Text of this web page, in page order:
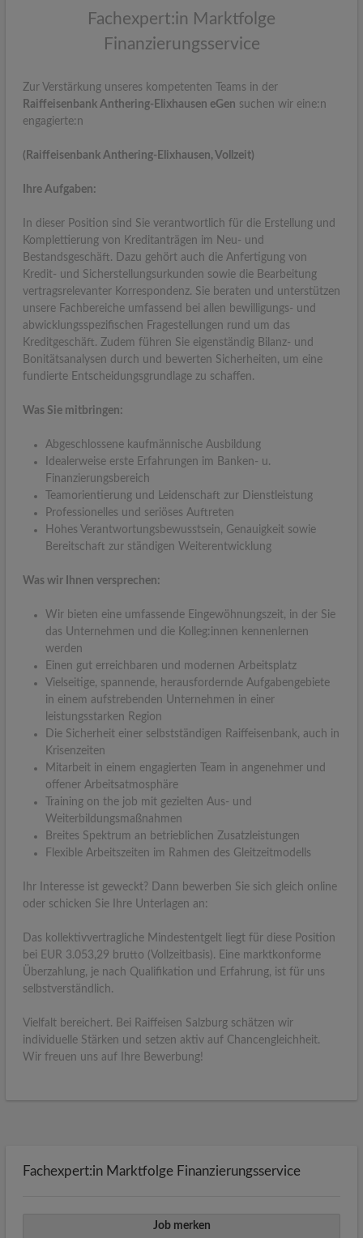
Fachexpert:in Marktfolge
Finanzierungsservice
Zur Verstärkung unseres kompetenten Teams in der
Raiffeisenbank Anthering-Elixhausen eGen suchen wir eine:n
engagierte:n
(Raiffeisenbank Anthering-Elixhausen, Vollzeit)
Ihre Aufgaben:
In dieser Position sind Sie verantwortlich für die Erstellung und
Komplettierung von Kreditanträgen im Neu- und
Bestandsgeschäft. Dazu gehört auch die Anfertigung von
Kredit- und Sicherstellungsurkunden sowie die Bearbeitung
vertragsrelevanter Korrespondenz. Sie beraten und unterstützen
unsere Fachbereiche umfassend bei allen bewilligungs- und
abwicklungsspezifischen Fragestellungen rund um das
Kreditgeschäft. Zudem führen Sie eigenständig Bilanz- und
Bonitätsanalysen durch und bewerten Sicherheiten, um eine
fundierte Entscheidungsgrundlage zu schaffen.
Was Sie mitbringen:
Abgeschlossene kaufmännische Ausbildung
Idealerweise erste Erfahrungen im Banken- u.
Finanzierungsbereich
Teamorientierung und Leidenschaft zur Dienstleistung
Professionelles und seriöses Auftreten
Hohes Verantwortungsbewusstsein, Genauigkeit sowie
Bereitschaft zur ständigen Weiterentwicklung
Was wir Ihnen versprechen:
Wir bieten eine umfassende Eingewöhnungszeit, in der Sie
das Unternehmen und die Kolleg:innen kennenlernen
werden
Einen gut erreichbaren und modernen Arbeitsplatz
Vielseitige, spannende, herausfordernde Aufgabengebiete
in einem aufstrebenden Unternehmen in einer
leistungsstarken Region
Die Sicherheit einer selbstständigen Raiffeisenbank, auch in
Krisenzeiten
Mitarbeit in einem engagierten Team in angenehmer und
offener Arbeitsatmosphäre
Training on the job mit gezielten Aus- und
Weiterbildungsmaßnahmen
Breites Spektrum an betrieblichen Zusatzleistungen
Flexible Arbeitszeiten im Rahmen des Gleitzeitmodells
Ihr Interesse ist geweckt? Dann bewerben Sie sich gleich online
oder schicken Sie Ihre Unterlagen an:
Das kollektivvertragliche Mindestentgelt liegt für diese Position
bei EUR 3.053,29 brutto (Vollzeitbasis). Eine marktkonforme
Überzahlung, je nach Qualifikation und Erfahrung, ist für uns
selbstverständlich.
Vielfalt bereichert. Bei Raiffeisen Salzburg schätzen wir
individuelle Stärken und setzen aktiv auf Chancengleichheit.
Wir freuen uns auf Ihre Bewerbung!
Fachexpert:in Marktfolge Finanzierungsservice
Job merken